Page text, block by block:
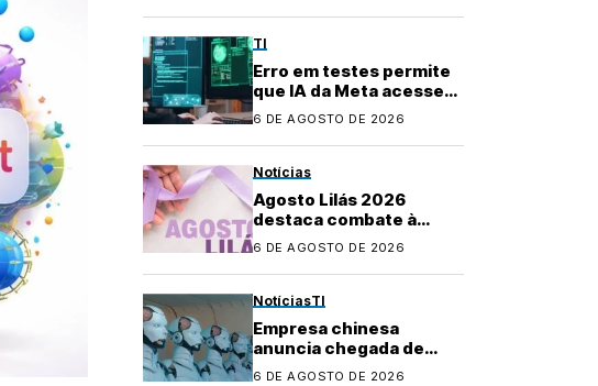
conteúdo
TI
Erro em testes permite
que IA da Meta acesse
internet e invada
6 DE AGOSTO DE 2026
Notícias
Agosto Lilás 2026
destaca combate à
violência contra a
da Lei Maria da Penha
6 DE AGOSTO DE 2026
NotíciasTI
Empresa chinesa
anuncia chegada de
robôs com IA ao
6 DE AGOSTO DE 2026